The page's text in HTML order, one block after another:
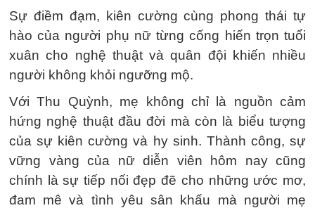
Sự điềm đạm, kiên cường cùng phong thái tự
hào của người phụ nữ từng cống hiến trọn tuổi
xuân cho nghệ thuật và quân đội khiến nhiều
người không khỏi ngưỡng mộ.
Với Thu Quỳnh, mẹ không chỉ là nguồn cảm
hứng nghệ thuật đầu đời mà còn là biểu tượng
của sự kiên cường và hy sinh. Thành công, sự
vững vàng của nữ diễn viên hôm nay cũng
chính là sự tiếp nối đẹp đẽ cho những ước mơ,
đam mê và tình yêu sân khấu mà người mẹ